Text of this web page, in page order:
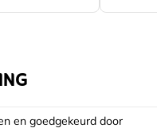
en goedgekeurd door